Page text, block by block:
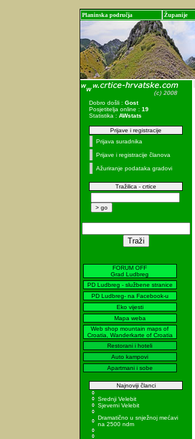
Planinska područja Županije
Dobro došli : Gost
Posjetitelja online : 19
Statistika : AWstats
Prijave i registracije
Prijava suradnika
Prijave i registracije članova
Ažuriranje podataka gradovi
Tražilica - crtice
FORUM OFF
Grad Ludbreg
PD Ludbreg - službene stranice
PD Ludbreg- na Facebook-u
Eko vijesti
Mapa weba
Web shop mountain maps of
Croatia, Wanderkarte of Croatia
Restorani i hoteli
Auto kampovi
Apartmani i sobe
Najnoviji članci
Srednji Velebit
Sjeverni Velebit
Dramatično u snježnoj mećavi
na 2500 ndm